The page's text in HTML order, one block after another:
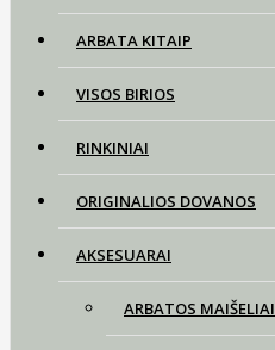
ARBATA KITAIP
VISOS BIRIOS
RINKINIAI
ORIGINALIOS DOVANOS
AKSESUARAI
ARBATOS MAIŠELIAI